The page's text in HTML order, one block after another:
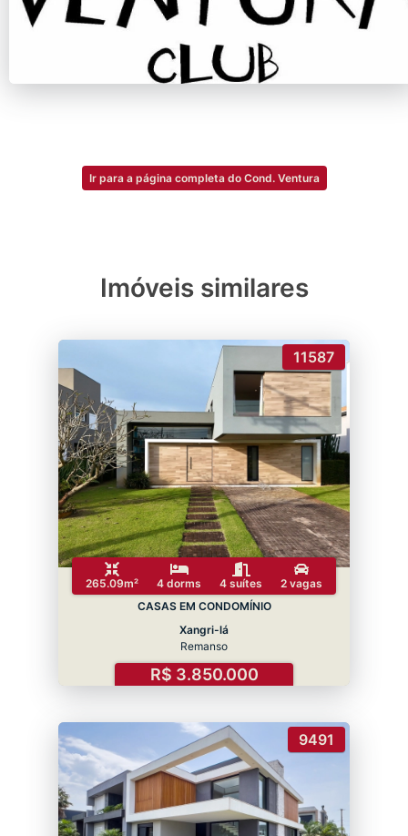
Ir para a página completa do Cond. Ventura
Imóveis similares
11587
265.09m² 4 dorms 4 suítes
2 vagas
CASAS EM CONDOMÍNIO
Xangri-lá
Remanso
R$ 3.850.000
9491